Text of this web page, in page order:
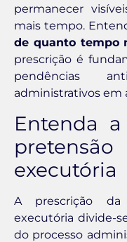
permanecer
mais tempo.
de quanto tempo
prescrição é
pendências
administrativos em
Entenda
executória
A prescrição
executória divide-
do processo